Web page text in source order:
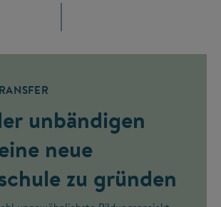
unbändigen
neue
zu gründen